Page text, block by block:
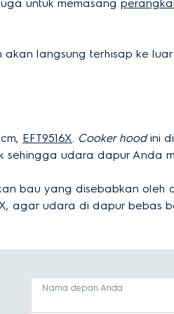
untuk memasang
langsung terhisap ke
EFT9516X. Cooker hoodini
udara dapur Anda
bau yang disebabkan oleh
agar udara di dapur bebas
Nama depan Anda